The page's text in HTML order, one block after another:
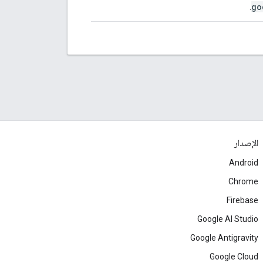
الإصدار
Android
Chrome
Firebase
Google AI Studio
Google Antigravity
Google Cloud